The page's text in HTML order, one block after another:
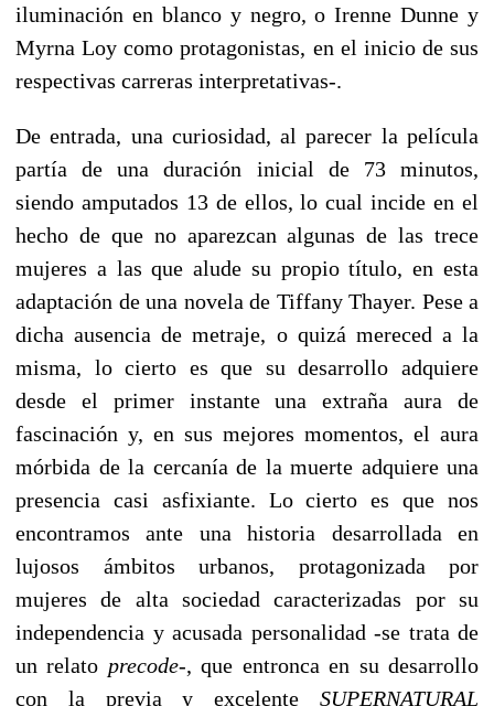
iluminación en blanco y negro, o Irenne Dunne y
Myrna Loy como protagonistas, en el inicio de sus
respectivas carreras interpretativas-.
De entrada, una curiosidad, al parecer la película
partía de una duración inicial de 73 minutos,
siendo amputados 13 de ellos, lo cual incide en el
hecho de que no aparezcan algunas de las trece
mujeres a las que alude su propio título, en esta
adaptación de una novela de Tiffany Thayer. Pese a
dicha ausencia de metraje, o quizá mereced a la
misma, lo cierto es que su desarrollo adquiere
desde el primer instante una extraña aura de
fascinación y, en sus mejores momentos, el aura
mórbida de la cercanía de la muerte adquiere una
presencia casi asfixiante. Lo cierto es que nos
encontramos ante una historia desarrollada en
lujosos ámbitos urbanos, protagonizada por
mujeres de alta sociedad caracterizadas por su
independencia y acusada personalidad -se trata de
un relato precode-, que entronca en su desarrollo
con la previa y excelente SUPERNATURAL